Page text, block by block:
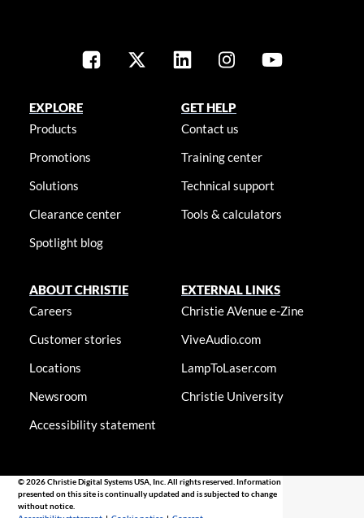
EXPLORE
Products
Promotions
Solutions
Clearance center
Spotlight blog
GET HELP
Contact us
Training center
Technical support
Tools & calculators
ABOUT CHRISTIE
Careers
Customer stories
Locations
Newsroom
Accessibility statement
EXTERNAL LINKS
Christie AVenue e-Zine
ViveAudio.com
LampToLaser.com
Christie University
© 2026 Christie Digital Systems USA, Inc. All rights reserved. Information
presented on this site is continually updated and is subjected to change
without notice.